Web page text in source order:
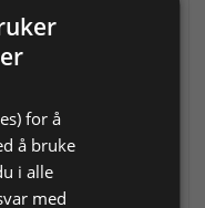
fra føler
til styre-enhet, fi
for å
å bruke
i alle
med